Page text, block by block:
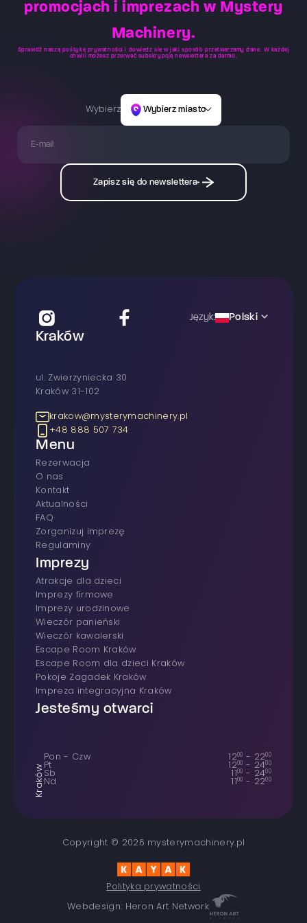
promocjach i imprezach w Mystery
Machinery.
Sprawdź naszą politykę prywatności
i dowiedz się w jaki sposób przetwarzamy dane. W każdej
chwili możesz przerwać subskrypcję newslettera za darmo.
Wybierz Wybierz miasto
Zapisz się do newslettera
Język: Polski
Kraków
ul. Zwierzyniecka 30
Kraków 31-102
krakow@mysterymachinery.pl
+48 888 507 734
Menu
rezerwacja
O nas
Kontakt
Aktualności
FAQ
Zorganizuj imprezę
Regulaminy
Imprezy
atrakcje dla dzieci
imprezy firmowe
Imprezy urodzinowe
wieczór panieński
wieczór kawalerski
Escape Room Kraków
Escape Room dla dzieci Kraków
Pokoje Zagadek Kraków
Impreza integracyjna Kraków
Jesteśmy otwarci
Kraków
Pon - Czw 1200 - 2200
Pt 1200 - 2400
Sb 1100 - 2400
Nd 1100 - 2200
Copyright © 2026 mysterymachinery.pl
Polityka prywatności
Webdesign: Heron Art Network